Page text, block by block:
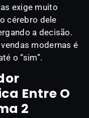
exige muito
cérebro dele
a decisão.
modernas é
o “sim”.
Entre O
2